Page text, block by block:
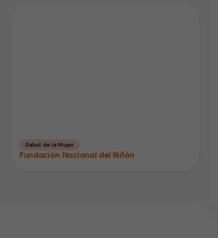
Salud de la Mujer
Fundación Nacional del Riñón